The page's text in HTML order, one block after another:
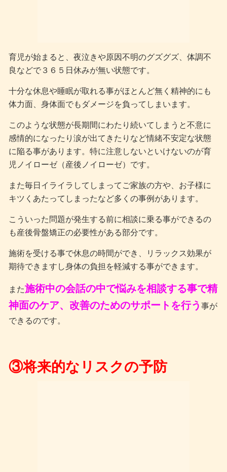
育児が始まると、夜泣きや原因不明のグズグズ、体調不
良などで３６５日休みが無い状態です。
十分な休息や睡眠が取れる事がほとんど無く精神的にも
体力面、身体面でもダメージを負ってしまいます。
このような状態が長期間にわたり続いてしまうと不意に
感情的になったり涙が出てきたりなど情緒不安定な状態
に陥る事があります。特に注意しないといけないのが育
児ノイローゼ（産後ノイローゼ）です。
また毎日イライラしてしまってご家族の方や、お子様に
キツくあたってしまったなど多くの事例があります。
こういった問題が発生する前に相談に乗る事ができるの
も産後骨盤矯正の必要性がある部分です。
施術を受ける事で休息の時間ができ、リラックス効果が
期待できますし身体の負担を軽減する事ができます。
また施術中の会話の中で悩みを相談する事で精
神面のケア、改善のためのサポートを行う 事が
できるのです。
③将来的なリスクの予防